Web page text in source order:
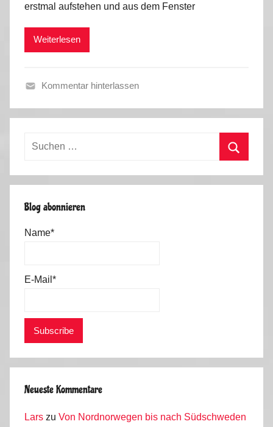
a
erstmal aufstehen und aus dem Fenster
Weiterlesen
r
S
p
n
u
g
l
Kommentar hinterlassen
Suchen
Blog abonnieren
Name*
E-Mail*
Neueste Kommentare
Lars zu Von Nordnorwegen bis nach Südschweden